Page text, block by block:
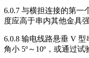
6.0.7 与横担连接的第一
度应高于串内其他金具强
6.0.8 输电线路悬垂 V
角小 5º～10º，或通过试